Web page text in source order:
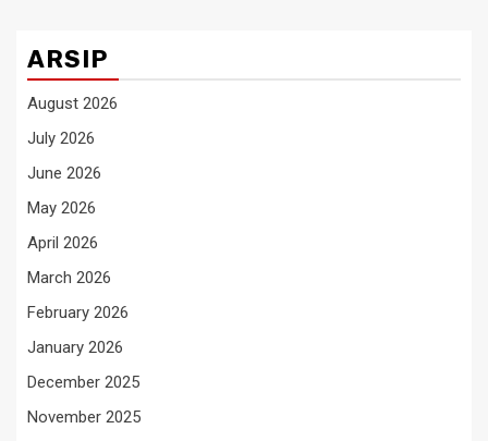
ARSIP
August 2026
July 2026
June 2026
May 2026
April 2026
March 2026
February 2026
January 2026
December 2025
November 2025